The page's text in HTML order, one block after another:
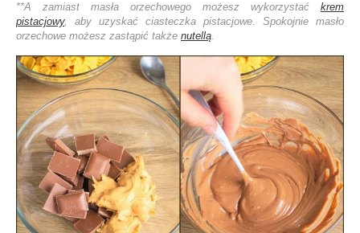
**A zamiast masła orzechowego możesz wykorzystać krem
pistacjowy, aby uzyskać ciasteczka pistacjowe. Spokojnie masło
orzechowe możesz zastąpić także nutellą.